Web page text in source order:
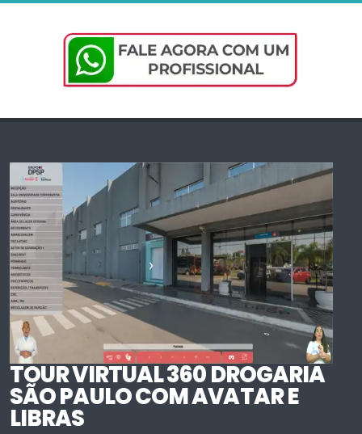
TOUR VIRTUAL 360 DROGARIA
SÃO PAULO COM AVATAR E
LIBRAS